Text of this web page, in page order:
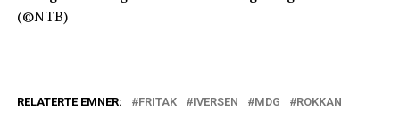
(©NTB)
RELATERTE EMNER: FRITAK IVERSEN MDG ROKKAN